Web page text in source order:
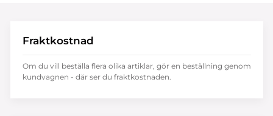
Fraktkostnad
Om du vill beställa flera olika artiklar, gör en beställning genom
kundvagnen - där ser du fraktkostnaden.